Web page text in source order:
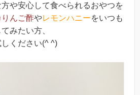
や安心して食べられるおやつを
んご酢やレモンハニーをいつも
みたい方、
ください(^ ^)